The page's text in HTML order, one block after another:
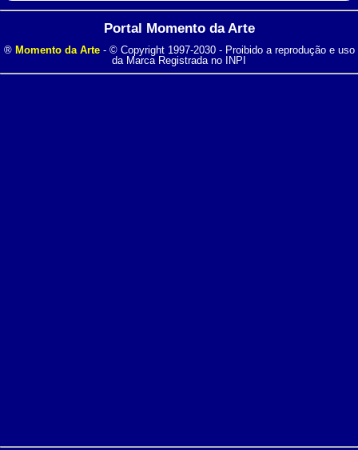
Portal Momento da Arte
® Momento da Arte- © Copyright 1997-2030 - Proibido a reprodução e uso
da Marca Registrada no INPI